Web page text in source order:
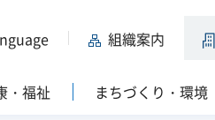
組織案内
・福祉 まちづくり・環境